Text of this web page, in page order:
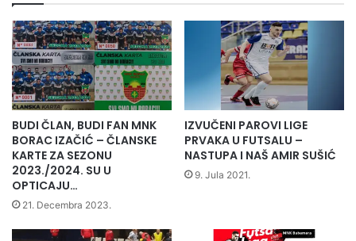
BUDI ČLAN, BUDI FAN MNK
BORAC IZAČIĆ – ČLANSKE
KARTE ZA SEZONU
2023./2024. SU U
OPTICAJU…
21. Decembra 2023.
IZVUČENI PAROVI LIGE
PRVAKA U FUTSALU –
NASTUPA I NAŠ AMIR SUŠIĆ
9. Jula 2021.